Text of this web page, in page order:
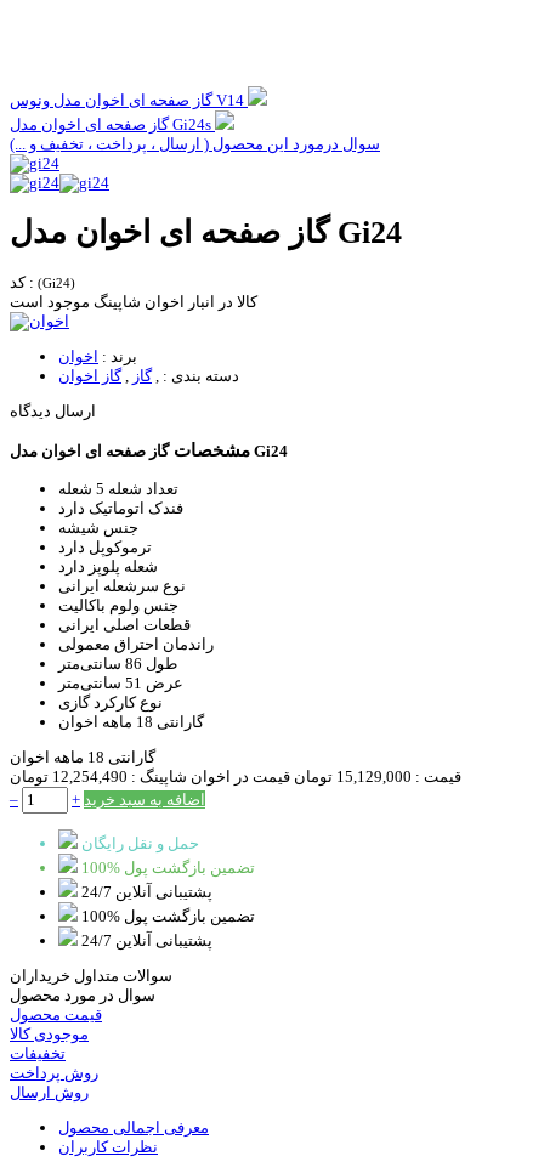
گاز صفحه ای اخوان مدل ونوس V14
گاز صفحه ای اخوان مدل Gi24s
سوال درمورد این محصول ( ارسال ، پرداخت ، تخفیف و ...)
گاز صفحه ای اخوان مدل Gi24
کد : (Gi24)
کالا در انبار اخوان شاپینگ موجود است
برند : اخوان
دسته بندی : ,گاز ,گاز اخوان
ارسال دیدگاه
مشخصات گاز صفحه ای اخوان مدل Gi24
تعداد شعله 5 شعله
فندک اتوماتیک دارد
جنس شیشه
ترموکوپل دارد
شعله پلوپز دارد
نوع سرشعله ایرانی
جنس ولوم باکالیت
قطعات اصلی ایرانی
راندمان احتراق معمولی
طول 86 سانتی‌متر
عرض 51 سانتی‌متر
نوع کارکردگازی
گارانتی 18 ماهه اخوان
گارانتی 18 ماهه اخوان
قیمت : 15,129,000 تومان قیمت در اخوان شاپینگ : 12,254,490 تومان
–
+ اضافه به سبد خرید
حمل و نقل رایگان
100% تضمین بازگشت پول
پشتیبانی آنلاین 24/7
100% تضمین بازگشت پول
پشتیبانی آنلاین 24/7
سوالات متداول خریداران
سوال در مورد محصول
قیمت محصول
موجودی کالا
تخفیفات
روش پرداخت
روش ارسال
معرفی اجمالی محصول
نظرات کاربران